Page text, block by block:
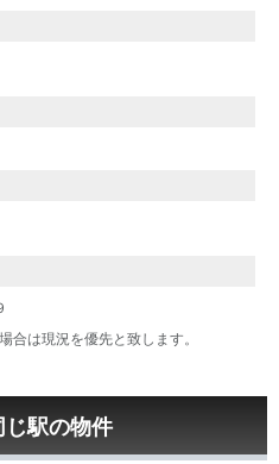
は現況を優先と致します。
駅の物件